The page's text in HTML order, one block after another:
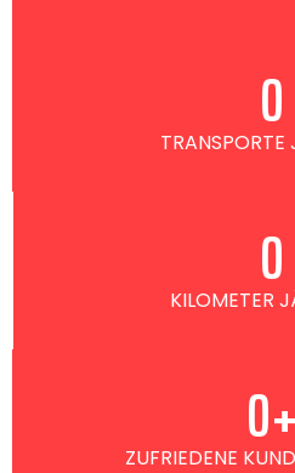
TRANSPORTE
0
KILOMETER
0
ZUFRIEDENE 0+